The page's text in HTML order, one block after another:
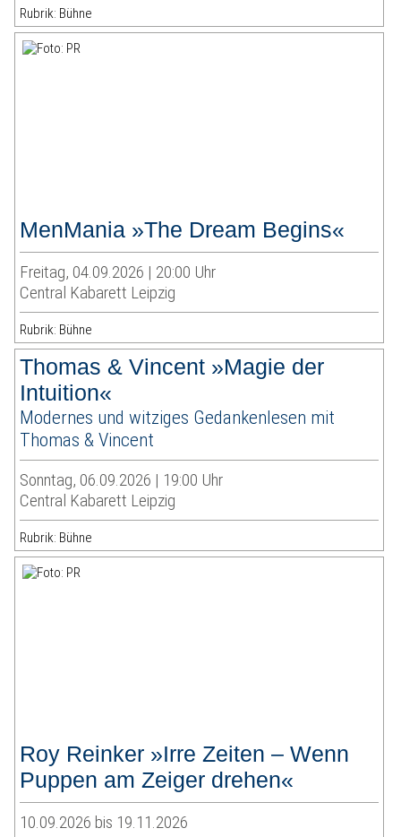
Rubrik: Bühne
MenMania »The Dream Begins«
Freitag, 04.09.2026 | 20:00 Uhr
Central Kabarett Leipzig
Rubrik: Bühne
Thomas & Vincent »Magie der
Intuition«
Modernes und witziges Gedankenlesen mit
Thomas & Vincent
Sonntag, 06.09.2026 | 19:00 Uhr
Central Kabarett Leipzig
Rubrik: Bühne
Roy Reinker »Irre Zeiten – Wenn
Puppen am Zeiger drehen«
10.09.2026 bis 19.11.2026